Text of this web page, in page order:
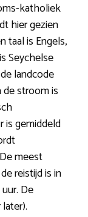
katholiek
hier gezien
taal is Engels,
Seychelse
landcode
de stroom is
is gemiddeld
meest
reistijd is in
De